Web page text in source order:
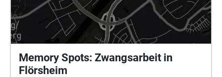
Memory Spots: Zwangsarbeit in
Flörsheim